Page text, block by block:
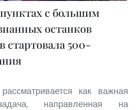
с большим
останков
стартовала 500-
как важная
направленная на